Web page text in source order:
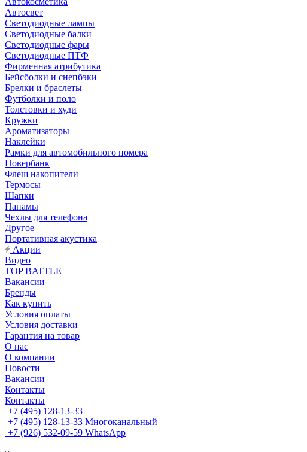
Автосвет
Светодиодные лампы
Светодиодные балки
Светодиодные фары
Светодиодные ПТФ
Фирменная атрибутика
Бейсболки и снепбэки
Брелки и браслеты
Футболки и поло
Толстовки и худи
Кружки
Ароматизаторы
Наклейки
Рамки для автомобильного номера
Повербанк
Флеш накопители
Термосы
Шапки
Панамы
Чехлы для телефона
Другое
Портативная акустика
Акции
Видео
TOP BATTLE
Вакансии
Бренды
Как купить
Условия оплаты
Условия доставки
Гарантия на товар
О нас
О компании
Новости
Вакансии
Контакты
Контакты
+7 (495) 128-13-33
+7 (495) 128-13-33 Многоканальный
+7 (926) 532-09-59 WhatsApp